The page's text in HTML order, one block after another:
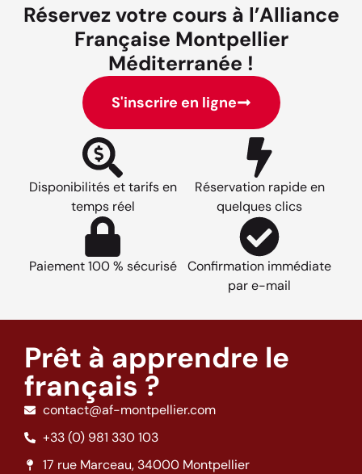
Réservez votre cours à l’Alliance
Française Montpellier
Méditerranée !
S'inscrire en ligne
Disponibilités et tarifs en
temps réel
Réservation rapide en
quelques clics
Paiement 100 % sécurisé
Confirmation immédiate
par e-mail
Prêt à apprendre le
français ?
contact@af-montpellier.com
+33 (0) 981 330 103
17 rue Marceau, 34000 Montpellier